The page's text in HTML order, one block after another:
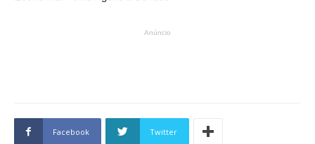
Anúncio
Facebook Twitter